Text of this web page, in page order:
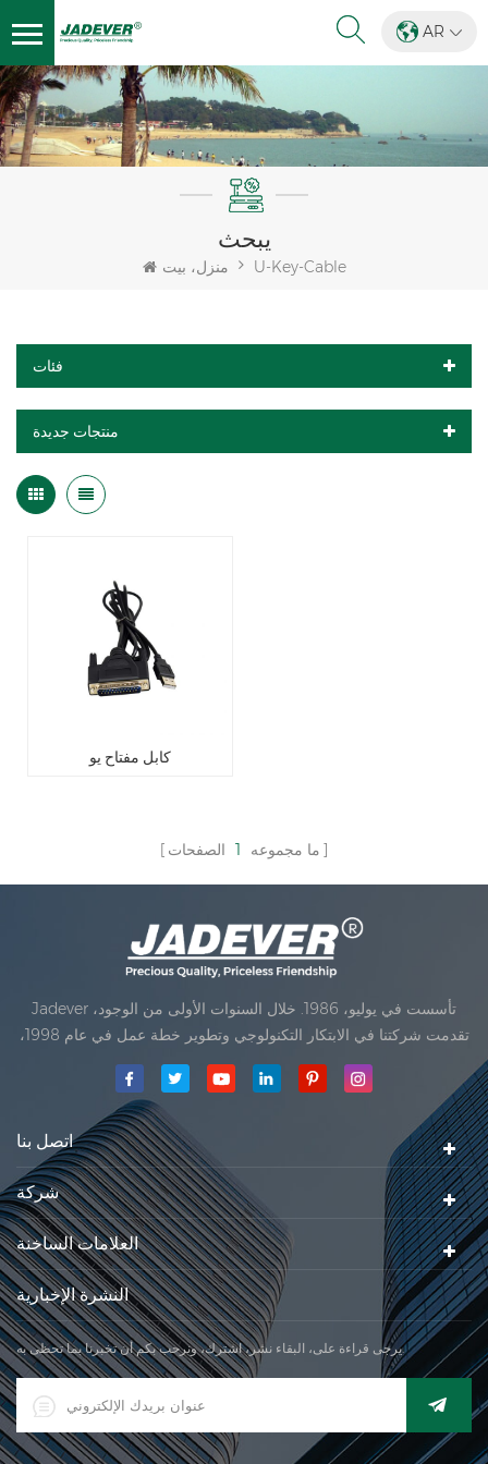
AR
يبحث
منزل، بيت U-Key-Cable
فئات
منتجات جديدة
كابل مفتاح يو
ما مجموعه 1 الصفحات
Jadever تأسست في يوليو، 1986. خلال السنوات الأولى من الوجود،
تقدمت شركتنا في الابتكار التكنولوجي وتطوير خطة عمل في عام 1998،
حققت شركتنا هدف الجودة الرئيسية، متى تلقت أول منتجاتنا موافقة من
مقياس المحدودةكان تأسيس تقع من
اتصل بنا
شركة
العلامات الساخنة
النشرة الإخبارية
يرجى قراءة على، البقاء نشر، اشترك، ونرحب بكم أن تخبرنا بما تحظى به.